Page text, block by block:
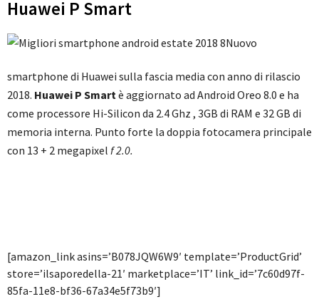
Huawei P Smart
Nuovo
smartphone di Huawei sulla fascia media con anno di rilascio
2018. Huawei P Smartè aggiornato ad Android Oreo 8.0 e ha
come processore Hi-Silicon da 2.4 Ghz , 3GB di RAM e 32 GB di
memoria interna. Punto forte la doppia fotocamera principale
con 13 + 2 megapixel f 2.0.
[amazon_link asins=’B078JQW6W9′ template=’ProductGrid’
store=’ilsaporedella-21′ marketplace=’IT’ link_id=’7c60d97f-
85fa-11e8-bf36-67a34e5f73b9′]